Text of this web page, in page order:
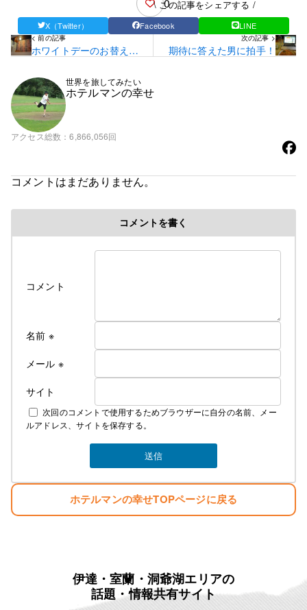
0
\ この記事をシェアする /
X（Twitter） Facebook LINE
< 前の記事
ホワイトデーのお替えし
♪
次の記事 >
期待に答えた男に拍手！
世界を旅してみたい
ホテルマンの幸せ
アクセス総数 6,866,056回
コメントはまだありません。
コメントを書く
コメント
名前 ※
メール ※
サイト
次回のコメントで使用するためブラウザーに自分の名前、メー
ルアドレス、サイトを保存する。
ホテルマンの幸せTOPページに戻る
伊達・室蘭・洞爺湖エリアの
話題・情報共有サイト